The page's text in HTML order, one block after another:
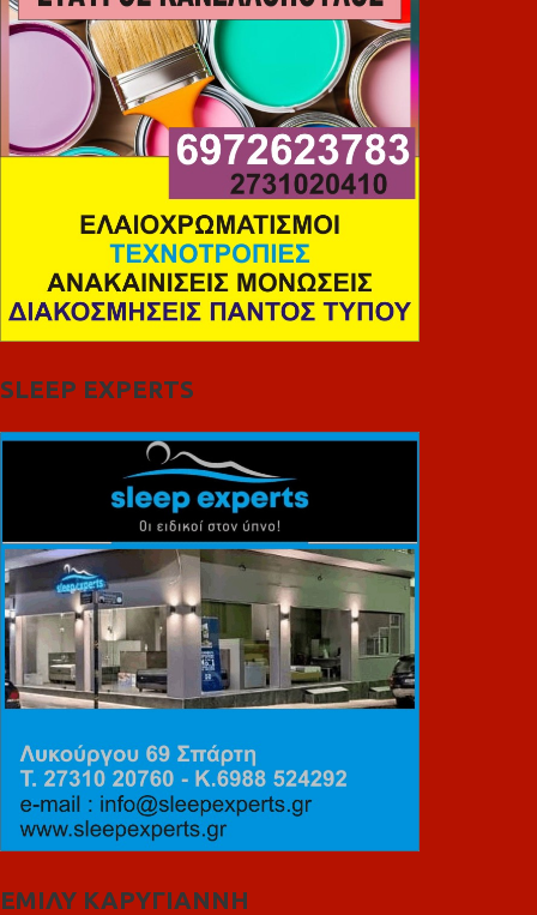
SLEEP EXPERTS
ΕΜΙΛΥ ΚΑΡΥΓΙΑΝΝΗ